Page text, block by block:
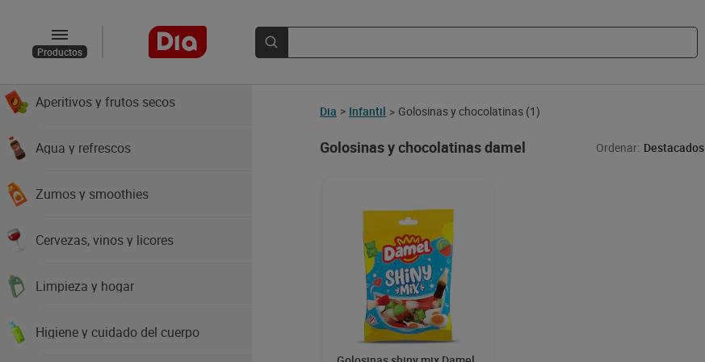
Productos
Platos preparados y pizzas
Aperitivos y frutos secos
Agua y refrescos
Zumos y smoothies
Cervezas, vinos y licores
Limpieza y hogar
Higiene y cuidado del cuerpo
Dia > Infantil > Golosinas y chocolatinas (1)
Golosinas y chocolatinas damel Ordenar: Destacados